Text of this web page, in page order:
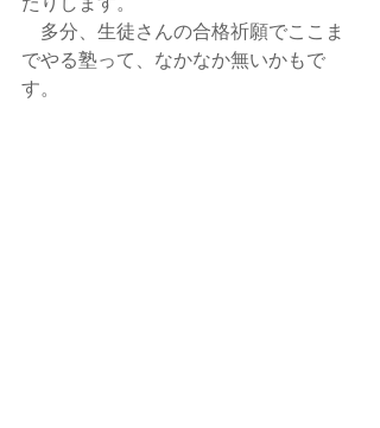
多分、生徒さんの合格祈願でここま
でやる塾って、なかなか無いかもで
す。